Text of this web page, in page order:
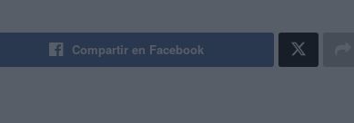
Compartir en Facebook